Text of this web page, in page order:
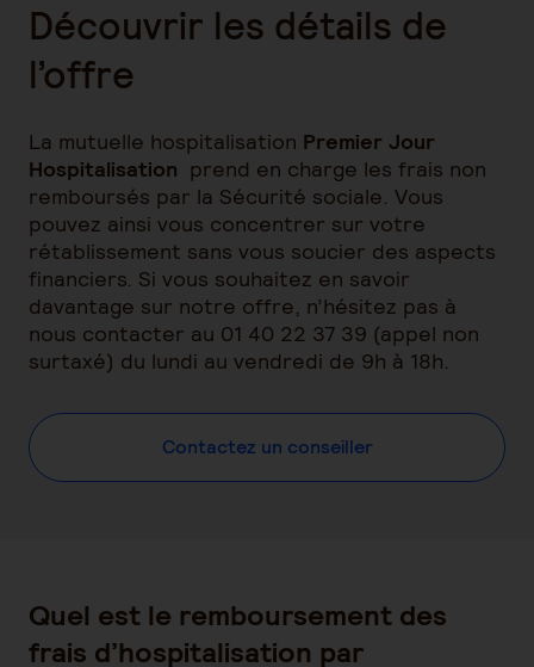
Découvrir les détails de
l’offre
La mutuelle hospitalisation Premier Jour
Hospitalisation prend en charge les frais non
remboursés par la Sécurité sociale. Vous
pouvez ainsi vous concentrer sur votre
rétablissement sans vous soucier des aspects
financiers. Si vous souhaitez en savoir
davantage sur notre offre, n’hésitez pas à
nous contacter au 01 40 22 37 39 (appel non
surtaxé) du lundi au vendredi de 9h à 18h.
Contactez un conseiller
Quel est le remboursement des
frais d’hospitalisation par